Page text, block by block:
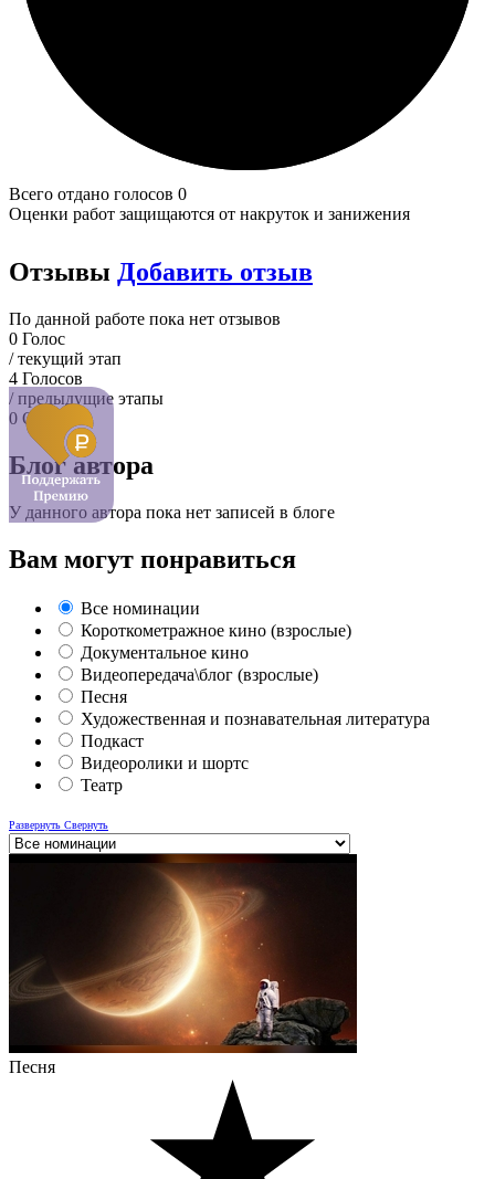
Всего отдано голосов 0
Оценки работ защищаются от накруток и занижения
Отзывы Добавить отзыв
По данной работе пока нет отзывов
0 Голос
/ текущий этап
4 Голосов
/ предыдущие этапы
0 Отзыва
Блог автора
У данного автора пока нет записей в блоге
Вам могут понравиться
Все номинации
Короткометражное кино (взрослые)
Документальное кино
Видеопередача\блог (взрослые)
Песня
Художественная и познавательная литература
Подкаст
Видеоролики и шортс
Театр
Развернуть Свернуть
Песня